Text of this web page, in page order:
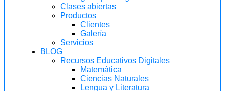
Clases abiertas
Productos
Clientes
Galería
Servicios
BLOG
Recursos Educativos Digitales
Matemática
Ciencias Naturales
Lengua y Literatura